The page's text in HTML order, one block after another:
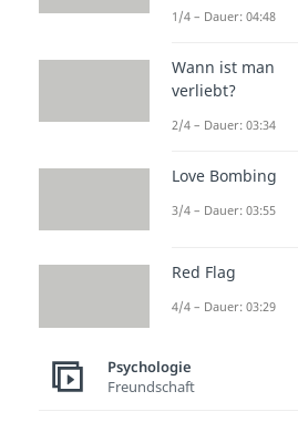
1/4 – Dauer: 04:48
Wann ist man
verliebt?
2/4 – Dauer: 03:34
Love Bombing
3/4 – Dauer: 03:55
Red Flag
4/4 – Dauer: 03:29
Psychologie
Freundschaft